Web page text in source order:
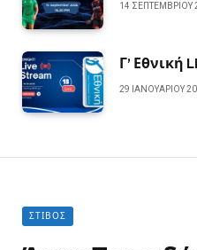
14 ΣΕΠΤΕΜΒΡΊΟΥ
Γ’ Εθνική
29 ΙΑΝΟΥΑΡΊΟΥ
ΣΤΊΒΟΣ